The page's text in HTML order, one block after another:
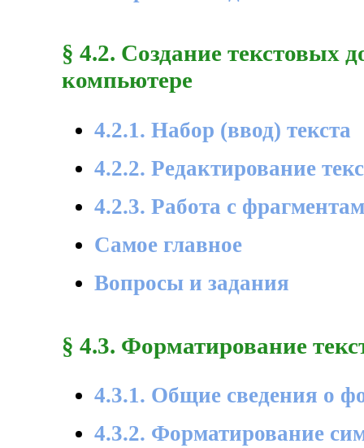
§ 4.2. Создание текстовых
компьютере
4.2.1. Набор (ввод) текста
4.2.2. Редактирование
4.2.3. Работа с
Самое главное
Вопросы и задания
§ 4.3. Форматирование
4.3.1. Общие сведения о
4.3.2. Форматирование